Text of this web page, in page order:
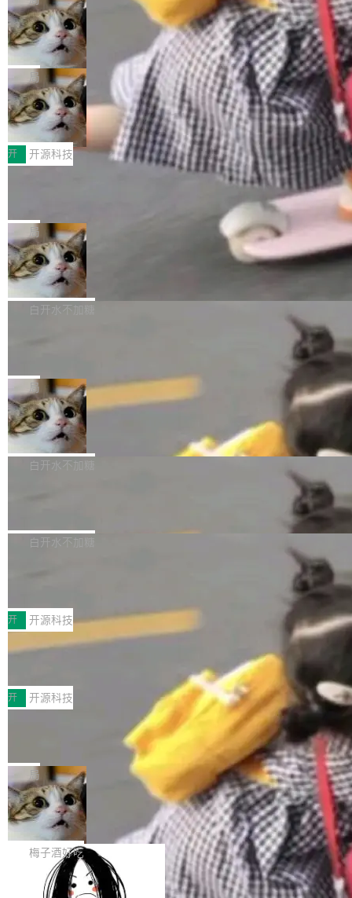
现实 过去两年，CIO们的焦虑清单上多了两项：
一是如何让大模型和智能体应用安全地从PoC走
向生产，二是如何让测试团队跟得上AI应用...
设置，如果用布尔值 + 可空字段来表示——bool
ean 表示是否可切换，nullable 的默认模式、浅
色方案、深色方案——会产生大量无意义的组
合。方案缺了、配置冲突了、全 null 了。要知道
哪些组合有效，作者说，你得靠"文档、校验、或
者部落知识"。 换个写法。Rust 的 enum，两个
变体：Switchable...
个"AI 知识库 + 聊天机器人"——每个大厂都在
做，没什么新鲜的。 但 Kenton Varda 在 Twitte
r 上把事情说清楚了： 今天我们发布了 Cloudfla
re OS，一个带连接器的聊天机器人，跟其他所
有科技公司做的一样。只不过，实际上它不一
样。这是 Sandstorm.io 的重制版，我十年前的
那个创业公司。不同的是，这次它构建在 Cloudf
lare Workers 上——我花了九年时间搭建的平台
——并且深度集成了 AI。这基本上是我十年秘密
Deno 团队开源 Celld，可自托管的分
布式 Durable Objects
Ryan Dahl 领导的 Deno 团队推出了最新开源项
目 Celld，一个能在自己机器上运行 Cloudflare
Workers 和 Durable Objects 的守护进程。 设
计思路很直接：每个对象是一个独立的 SQLite
数据库，按名称寻址，复制到你自己的 S3 兼容
存储库里。节点之间只通过这个存储库协调——
没有控制平面，没有共识协议。每个对象自带一
个小型数据库，应用天然按分片构建，单个数据
库的竞争和爆炸半径问题在设计层面就被消除
了。 闲置的 cell 会休眠到几乎不占资源。当 cel
l 迁移或唤醒时，新宿主从 S3 恢复 SQLite 数据
库继续执行。存储库是持久化的唯一真相...
局
鲁大师7月新机性能/流畅/AI榜：vivo夺
性能、流畅双第一，三星Galaxy Z系列
新折叠缺席
2026年7月的手机市场，由于存储等硬件成本暴
增，手机厂商的日子也不好过啊，新机速度明显
放缓，因此硝烟味淡了许多。新机参数规格除开
高价的三星折叠（三星Galaxy Z Fold8 Ultra / Z
Fold8 / Z Flip8）外，其余要么是中低端机器，
例如iQOO Z11i、REDMI Note 17、REDMI No
te 17 Pro、OPPO K15，要么是vivo X300 E这
样的次旗舰。 Galaxy Z Fold8 Ultra / Z Fold8 /
Z Flip8三款折叠屏新机均在7月22日发布，且全
部搭载骁龙8 Elite Gen5 for Galaxy，它们本该
开 开源科技
Zed 编辑器团队发布了新项目——DeltaDB，一
个在 git commit 之间记录每一次编辑操作的版
本控制系统。目前处于 Early Access 阶段。 De
ltaDB 的核心思路直接写在 landing page 最显
眼的位置：「Software is made between com
mits」——软件是在 commit 之间写出来的。git
是把这段空隙补上。 回退到任何一次编辑：Delt
aDB 捕获 commit 之间的每一次操作，...
局
SpaceXAI 单季资本开支达 183 亿美元
根据风险投资人Tomer Tunguz 博客（VC 分
析）披露的最新分析与第二季度业绩报告，Spac
微软同期总资本开支的四成。 与亚马逊、Alpha
bet、微软以及 Meta 等传统科技巨头相比，Spa
ceXAI的资金消耗速度尤为引人瞩目。然而，支
撑庞大支出的资金来源却呈现出截然不同的面
貌。数据显示，微软和 Meta 主要依托充沛的经
白开水不加糖
一个在终端里运行的编程 agent；Muse Spark
1.2，驱动这个 agent 的新模型。一句话概括：
你可以用 curl -fsSL https://dev.meta.ai/install.
sh | bash 安装一个能在大项目里自动规划、写
代码、验证结果的 AI 终端工具。 据介绍，Muse
个主 agent 循环，外加一组后台 agent。这些后
局
美团开源 LoHoSearch，用知识图谱校
准 AI 能力认知
机器出题的前提，是让机器拥有全局视野。整个
构建流程可以分为四个环节：建图 → 控制难度
白开水不加糖
库，并将作为transport接入Mooncake TENT。
MPComm将作为一种传输引擎接入Mooncake T
ENT，实现零拷贝传输性能提升30%、非零拷贝
传输性能最高提升5倍。UCL-MPComm底层基
于自研UCL-Engine通信引擎，后续腾讯网平将
持续开源更多基于UCL-Engine的高性能通信组
件。 腾讯网平团队在UCL-MPComm中实现了一
个独立于业务线程的全局通信引擎（Engine），
白开水不加糖
型案例入选名单》，深信服“面向企业研发场景的
开源 AI 编程平台 CoStrict 应用”凭借卓越的技术
创新与落地成效成功入选。 全链路私有化部署，
助力企业AI研发安全落地 当前，越来越多企业已
经开始引入 AI Coding 工具，通过调用公有云模
型或企业内部部署模型提升研发效率。但随着 AI
Coding 从个人辅助工具逐步走向团队级、组织
级应用，企业在规模化落地过程中，对安全性、
可控性和代码质量提出了更高要求。 首先是数据
安全与合规要求。对于大多数普通研发场景，公
有云模型能够满足快速试用和效率提升的需求。
但对于金融、能源、医疗等对数据安全要求较...
开 开源科技
深信服AI算力网关入选工信部人工智能
前不久，工业和信息化部正式发布《2025年人工
智能应用典型案例名单》，集中展示人工智能在
各领域的应用成果，覆盖技术底座、行业赋能、
产品应用、支撑保障、专题等五大方向。深信服
AI算力网关（AI创新平台）成功入选！ 随着各行
各业的Agent走向规模化建设，算力构成形态逐
渐丰富，用户关注的重点也在发生变化：不只是
让AI用起来，还要进一步看清混合算力时代下，
Token花在哪里、算力是否被充分利用，以及持
续增长的AI成本该如何优化。 深信服AI算力网关
正是围绕这些实际问题，从Token治理和成本治
理两个方面，让用户的每一份算力都看得清、管
开 开源科技
Jeff Dean 离开 Google：一个时代的结
束，一个实验室的开始
Google 员工编号 20。MapReduce 作者之一。
Bigtable 作者之一。TensorFlow 的作者之一。
Gemini 的架构师。Google 首席科学家。 Jeff D
ean 在 Google 工作了 27 年后，宣布离职。 他
不是一个人走。一同离开的还有 Sanjay Ghema
wat（Google 员工编号 23，Jeff Dean 二十多
年的编程搭档，MapReduce 和 Bigtable 的共同
作者）、Quoc Le（Google 大脑核心成员，Se
局
🔥 SolonCode v2026.8.4 发布：界面
字体可调、22 种语言、记忆搜索增强
打开终端就能上岗的全中文编码智能体，这一轮
把「看得清、用母语、记得住」三件事一次补
齐。 SolonCode 是什么 SolonCode 是杭州无
耳科技研发的企业级终端编码智能体——一位全
梅子酒好吃
让“代码语义理解”深度释放AI Coding